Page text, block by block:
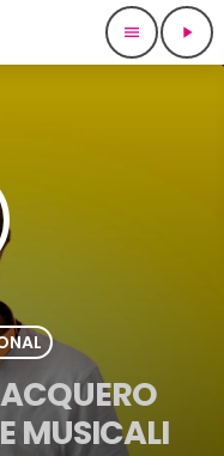
menu play_arrow
MUSICALI